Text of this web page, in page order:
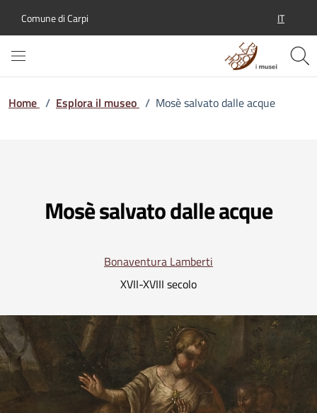
Comune di Carpi IT
Home / Esplora il museo / Mosè salvato dalle acque
Mosè salvato dalle acque
Bonaventura Lamberti
XVII-XVIII secolo